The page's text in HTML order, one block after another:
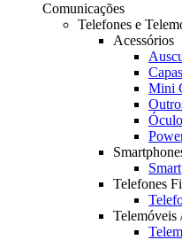
Comunicações
Telefones e
Acessórios
Mini
Telefones
Telemóveis